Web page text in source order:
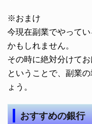
※おまけ
今現在副業でやって
かもしれません。
その時に絶対分けて
ということで、副業
ょう。
おすすめの銀行